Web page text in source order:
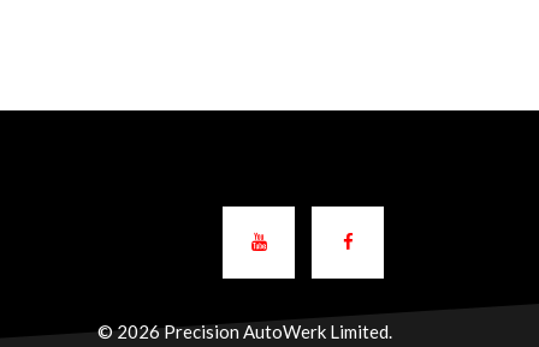
© 2026 Precision AutoWerk Limited.